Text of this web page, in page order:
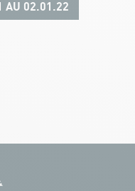
AU 02.01.22